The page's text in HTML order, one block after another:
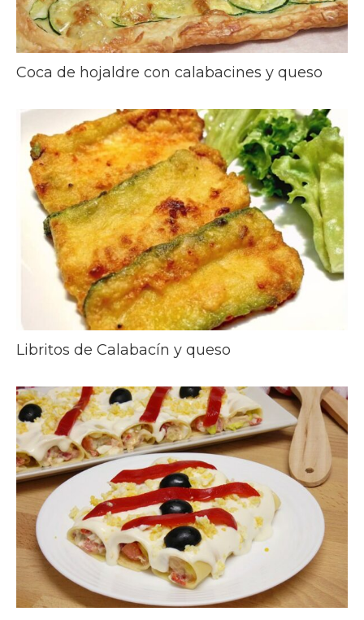
Coca de hojaldre con calabacines y queso
Libritos de Calabacín y queso